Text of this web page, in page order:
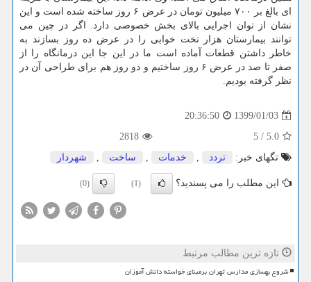
ای بالغ بر ۷۰۰ میلیون تومان در عرض ۶ روز ساخته شده است و این
نشان از توان اجرایی بالای بخش خصوصی دارد. اگر در چین می
توانند بیمارستان هزار تخت خوابی را در عرض ده روز بسازند به
خاطر داشتن قطعات آماده است ما در این جا این درمانگاه را از
صفر تا صد در عرض ۶ روز ساختیم و دو روز هم برای طراحی آن در
نظر گرفته بودیم.
1399/01/03
20:36:50
5.0
/
5
2818
تگهای خبر:
تردد , خدمات , ساخت , شهردار
این مطلب را می پسندید؟ (1)
(0)
تازه ترین مطالب مرتبط
شروع بهسازی مدارس تهران برمبنای خواسته دانش آموزان